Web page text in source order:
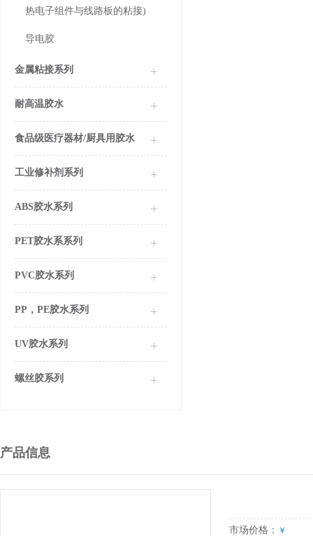
热电子组件与线路板的粘接)
导电胶
金属粘接系列
耐高温胶水
食品级医疗器材/厨具用胶水
工业修补剂系列
ABS胶水系列
PET胶水系系列
PVC胶水系列
PP，PE胶水系列
UV胶水系列
螺丝胶系列
产品信息
市场价格： ￥